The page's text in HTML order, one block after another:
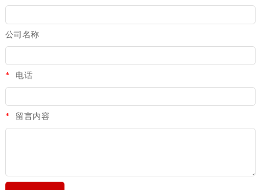
公司名称
* 电话
* 留言内容